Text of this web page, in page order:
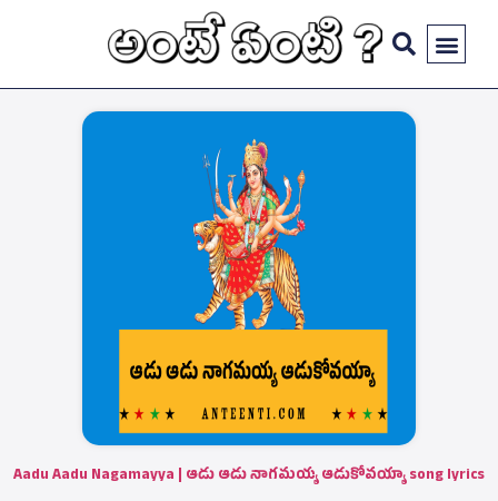
Aadu Aadu Nagamayya | ఆడు ఆడు నాగమయ్య ఆడుకోవయ్యా song lyrics